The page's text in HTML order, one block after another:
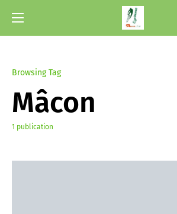
Browsing Tag
Mâcon
1 publication